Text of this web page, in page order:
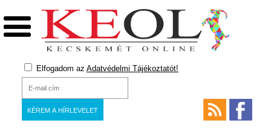
Elfogadom az Adatvédelmi Tájékoztatót!